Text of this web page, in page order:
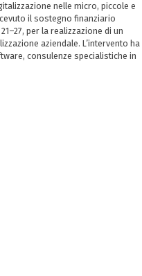
nelle micro, piccole e
il sostegno finanziario
per la realizzazione di un
aziendale. L’intervento ha
consulenze specialistiche in